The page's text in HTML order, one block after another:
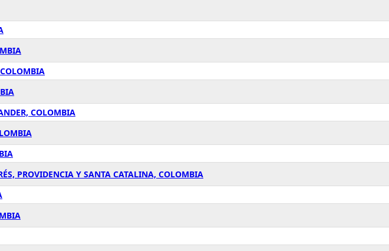
COLOMBIA
PROVIDENCIA Y SANTA CATALINA, COLOMBIA